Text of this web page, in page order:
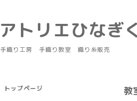
アトリエひな
手織り工房 手織り教室 織り糸販売
教
トップページ